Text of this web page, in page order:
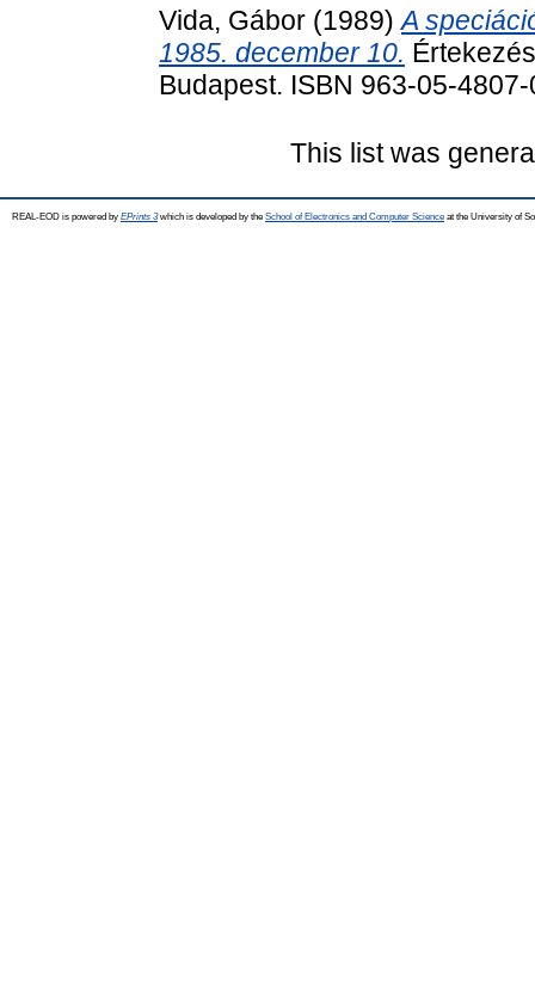
Vida, Gábor (1989)A
1985. december 10.
Budapest. ISBN 963-05-4807-
This list was
REAL-EOD is powered by EPrints 3which is developed by the School of Electronics and Computer Science at the University of